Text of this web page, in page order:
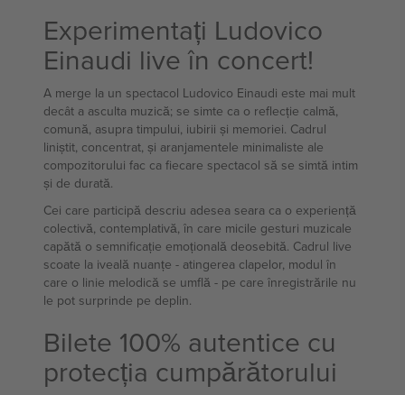
Experimentați Ludovico
Einaudi live în concert!
A merge la un spectacol Ludovico Einaudi este mai mult
decât a asculta muzică; se simte ca o reflecție calmă,
comună, asupra timpului, iubirii și memoriei. Cadrul
liniștit, concentrat, și aranjamentele minimaliste ale
compozitorului fac ca fiecare spectacol să se simtă intim
și de durată.
Cei care participă descriu adesea seara ca o experiență
colectivă, contemplativă, în care micile gesturi muzicale
capătă o semnificație emoțională deosebită. Cadrul live
scoate la iveală nuanțe - atingerea clapelor, modul în
care o linie melodică se umflă - pe care înregistrările nu
le pot surprinde pe deplin.
Bilete 100% autentice cu
protecția cumpărătorului